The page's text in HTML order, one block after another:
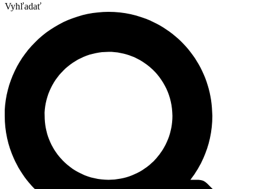
Vyhľadať